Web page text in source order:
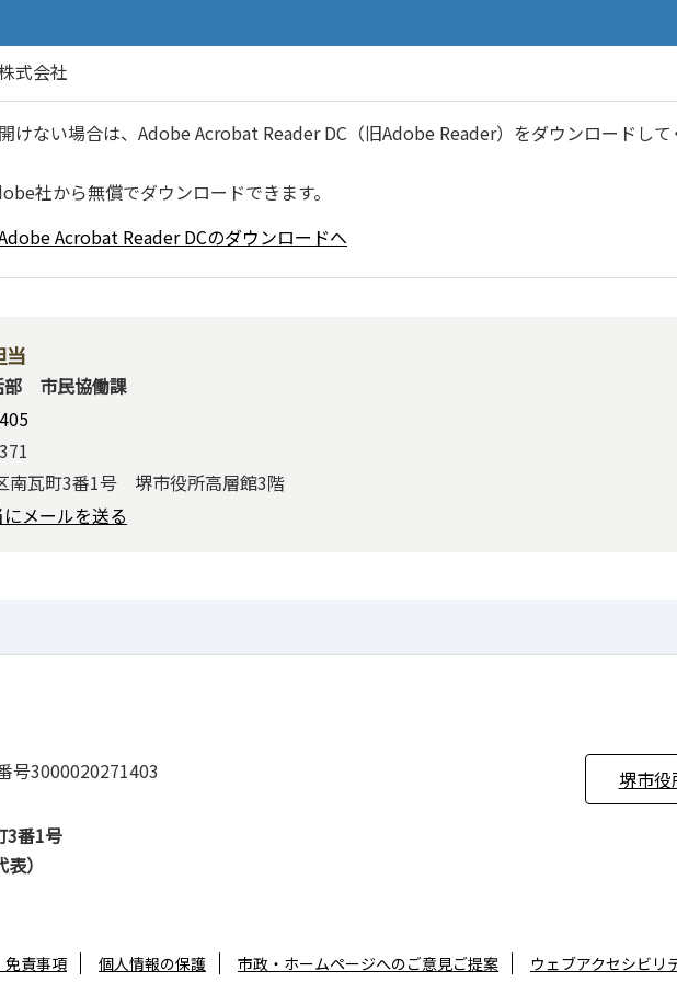
式会社
けない場合は、Adobe Acrobat Reader DC（旧Adobe Reader）をダウンロードして
社から無償でダウンロードできます。
Acrobat Reader DCのダウンロードへ
当
部 市民協働課
瓦町3番1号 堺市役所高層館3階
メールを送る
号3000020271403
3番1号
表）
堺市
免責事項 個人情報の保護 市政・ホームページへのご意見ご提案 ウェブアクセシビリ